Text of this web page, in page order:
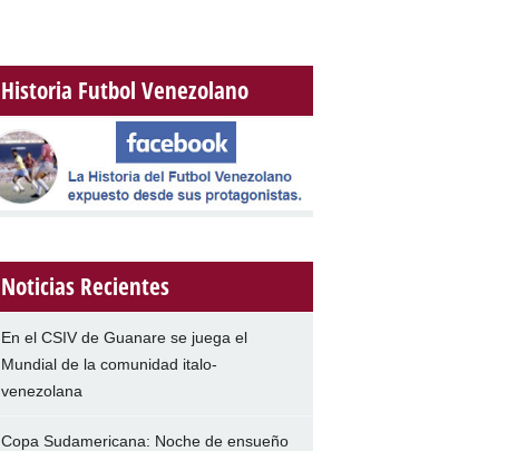
Historia Futbol Venezolano
Noticias Recientes
En el CSIV de Guanare se juega el
Mundial de la comunidad italo-
venezolana
Copa Sudamericana: Noche de ensueño